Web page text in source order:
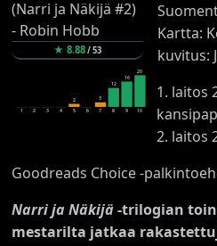
★8.88/53
1 2 3 4
2
5
6
3
7
12
8
16
9
20
10
Kartta:
kuvitus:
1. laitos
2. laitos
Goodreads Choice -
Narri ja Näkijä-trilogian
mestarilta jatkaa